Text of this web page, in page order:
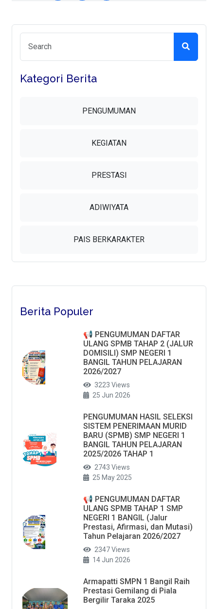
Kategori Berita
PENGUMUMAN
KEGIATAN
PRESTASI
ADIWIYATA
PAIS BERKARAKTER
Berita Populer
📢 PENGUMUMAN DAFTAR
ULANG SPMB TAHAP 2 (JALUR
DOMISILI) SMP NEGERI 1
BANGIL TAHUN PELAJARAN
2026/2027
3223 Views
25 Jun 2026
PENGUMUMAN HASIL SELEKSI
SISTEM PENERIMAAN MURID
BARU (SPMB) SMP NEGERI 1
BANGIL TAHUN PELAJARAN
2025/2026 TAHAP 1
2743 Views
25 May 2025
📢 PENGUMUMAN DAFTAR
ULANG SPMB TAHAP 1 SMP
NEGERI 1 BANGIL (Jalur
Prestasi, Afirmasi, dan Mutasi)
Tahun Pelajaran 2026/2027
2347 Views
14 Jun 2026
Armapatti SMPN 1 Bangil Raih
Prestasi Gemilang di Piala
Bergilir Taraka 2025